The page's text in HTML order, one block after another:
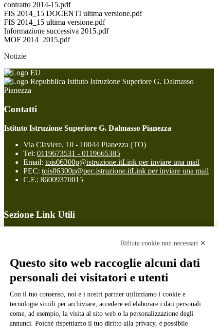
contratto 2014-15.pdf
FIS 2014_15 DOCENTI ultima versione.pdf
FIS 2014_15 ultima versione.pdf
Informazione successiva 2015.pdf
MOF 2014_2015.pdf
Notizie
Istituto Istruzione Superiore G. Dalmasso
Pianezza
Contatti
Istituto Istruzione Superiore G. Dalmasso Pianezza
Via Claviere, 10 - 10044 Pianezza (TO)
Tel: 0119673531 - 0119665385
Email: tois06300p@istruzione.itLink per inviare una mail
PEC: tois06300p@pec.istruzione.itLink per inviare una mail
C.F.: 86009370015
Sezione Link Utili
Ufficio Relazioni con il Pubblico
Dichiarazione di accessibilità
Obiettivi di accessibilità
Gestione consensi cookie
Amministrazione trasparente
Pagina visualizzata
3352 volte
Rifiuta cookie non necessari ✕
Questo sito web raccoglie alcuni dati
personali dei visitatori e utenti
Con il tuo consenso, noi e i nostri partner utilizziamo i cookie e
tecnologie simili per archiviare, accedere ed elaborare i dati personali
come, ad esempio, la visita al sito web o la personalizzazione degli
annunci. Poiché rispettiamo il tuo diritto alla privacy, è possibile